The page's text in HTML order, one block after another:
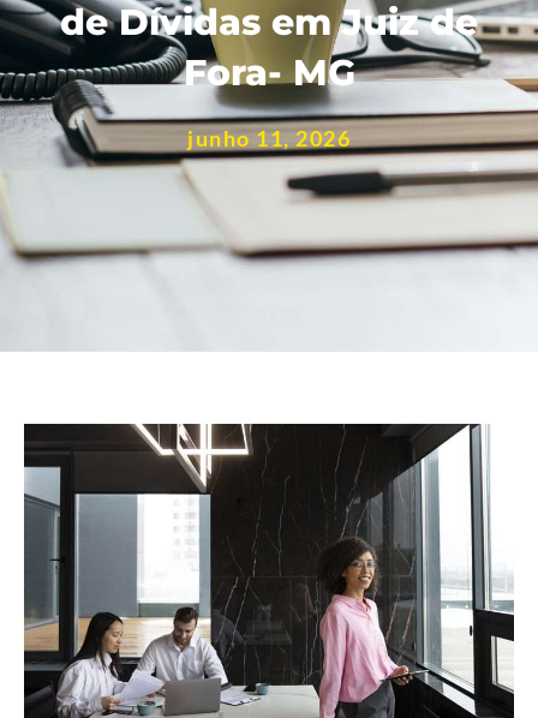
de Dívidas em Juiz de
Fora- MG
junho 11, 2026